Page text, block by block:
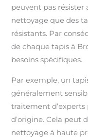
peuvent pas résister
nettoyage que des
résistants. Par
de chaque tapis à
besoins spécifiques.
Par exemple, un
généralement
traitement
d’origine. Cela peut
nettoyage à haute